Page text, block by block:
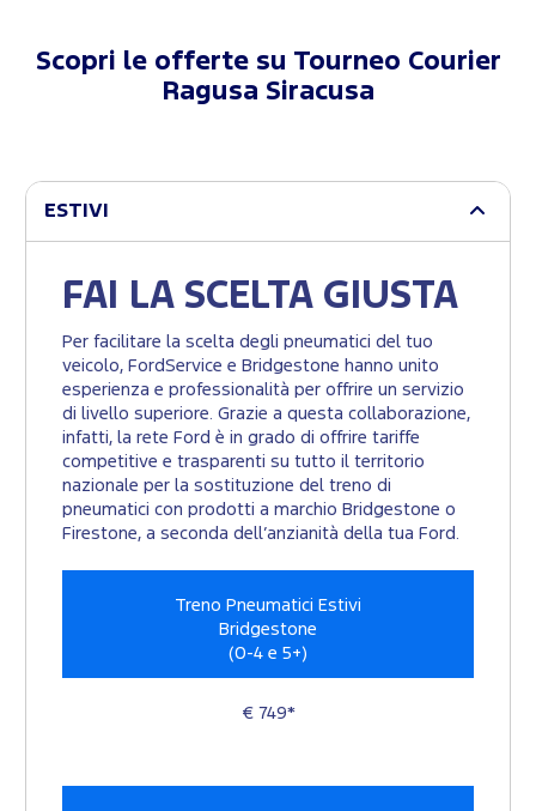
Scopri le offerte su Tourneo Courier
Ragusa Siracusa
ESTIVI
FAI LA SCELTA GIUSTA
Per facilitare la scelta degli pneumatici del tuo
veicolo, FordService e Bridgestone hanno unito
esperienza e professionalità per offrire un servizio
di livello superiore. Grazie a questa collaborazione,
infatti, la rete Ford è in grado di offrire tariffe
competitive e trasparenti su tutto il territorio
nazionale per la sostituzione del treno di
pneumatici con prodotti a marchio Bridgestone o
Firestone, a seconda dell’anzianità della tua Ford.
Treno Pneumatici Estivi
Bridgestone
(0-4 e 5+)
€ 749*